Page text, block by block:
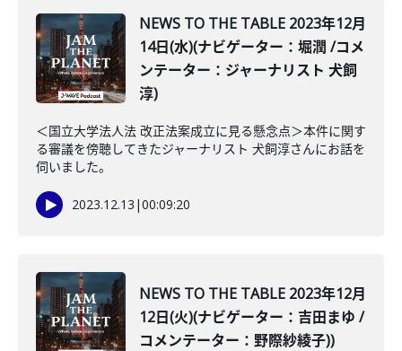
NEWS TO THE TABLE 2023年12月
14日(水)(ナビゲーター：堀潤 /コメ
ンテーター：ジャーナリスト 犬飼
淳)
＜国立大学法人法 改正法案成立に見る懸念点＞本件に関す
る審議を傍聴してきたジャーナリスト 犬飼淳さんにお話を
伺いました。
2023.12.13 |00:09:20
NEWS TO THE TABLE 2023年12月
12日(火)(ナビゲーター：吉田まゆ /
コメンテーター：野際紗綾子))